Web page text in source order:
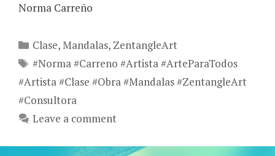
Norma Carreño
Categories
Clase,Mandalas, ZentangleArt
Tags
#Norma #Carreno #Artista #ArteParaTodos
#Artista #Clase #Obra #Mandalas #ZentangleArt
#Consultora
Leave a comment